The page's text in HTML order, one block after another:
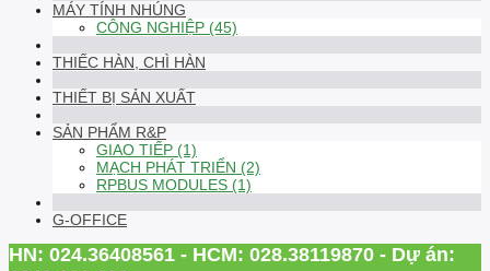
MÁY TÍNH NHÚNG
CÔNG NGHIỆP (45)
THIẾC HÀN, CHÌ HÀN
THIẾT BỊ SẢN XUẤT
SẢN PHẨM R&P
GIAO TIẾP (1)
MẠCH PHÁT TRIỂN (2)
RPBUS MODULES (1)
G-OFFICE
HN: 024.36408561 - HCM: 028.38119870 - Dự án: